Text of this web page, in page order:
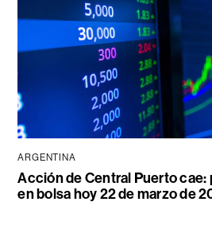
ARGENTINA
Acción de Central Puerto
en bolsa hoy 22 de marzo de